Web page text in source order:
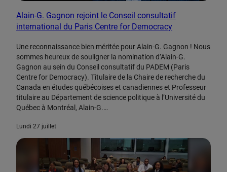
Alain-G. Gagnon rejoint le Conseil consultatif
international du Paris Centre for Democracy
Une reconnaissance bien méritée pour Alain-G. Gagnon ! Nous
sommes heureux de souligner la nomination d’Alain-G.
Gagnon au sein du Conseil consultatif du PADEM (Paris
Centre for Democracy). Titulaire de la Chaire de recherche du
Canada en études québécoises et canadiennes et Professeur
titulaire au Département de science politique à l’Université du
Québec à Montréal, Alain-G.…
lundi 27 juillet